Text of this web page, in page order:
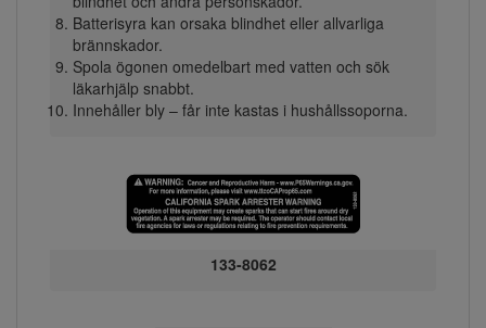
Batterisyra kan orsaka blindhet eller allvarliga
brännskador.
Spola ögonen omedelbart med vatten och sök
läkarhjälp snabbt.
Innehåller bly – får inte kastas i hushållssoporna.
133-8062